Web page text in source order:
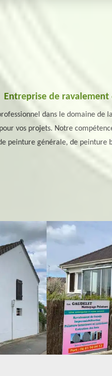
Entreprise de
dans le domaine de
vos projets. Notre
peinture générale, de peinture